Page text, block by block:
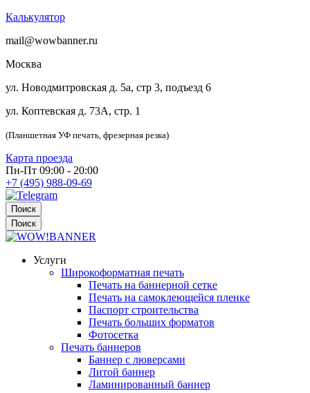
Калькулятор
mail@wowbanner.ru
Москва
ул. Новодмитровская д. 5а, стр 3, подъезд 6
ул. Коптевская д. 73А, стр. 1
(Планшетная УФ печать, фрезерная резка)
Карта проезда
Пн-Пт 09:00 - 20:00
+7 (495) 988-09-69
Поиск
Поиск
Услуги
Широкоформатная печать
Печать на баннерной сетке
Печать на самоклеющейся пленке
Паспорт строительства
Печать больших форматов
Фотосетка
Печать баннеров
Баннер с люверсами
Литой баннер
Ламинированный баннер